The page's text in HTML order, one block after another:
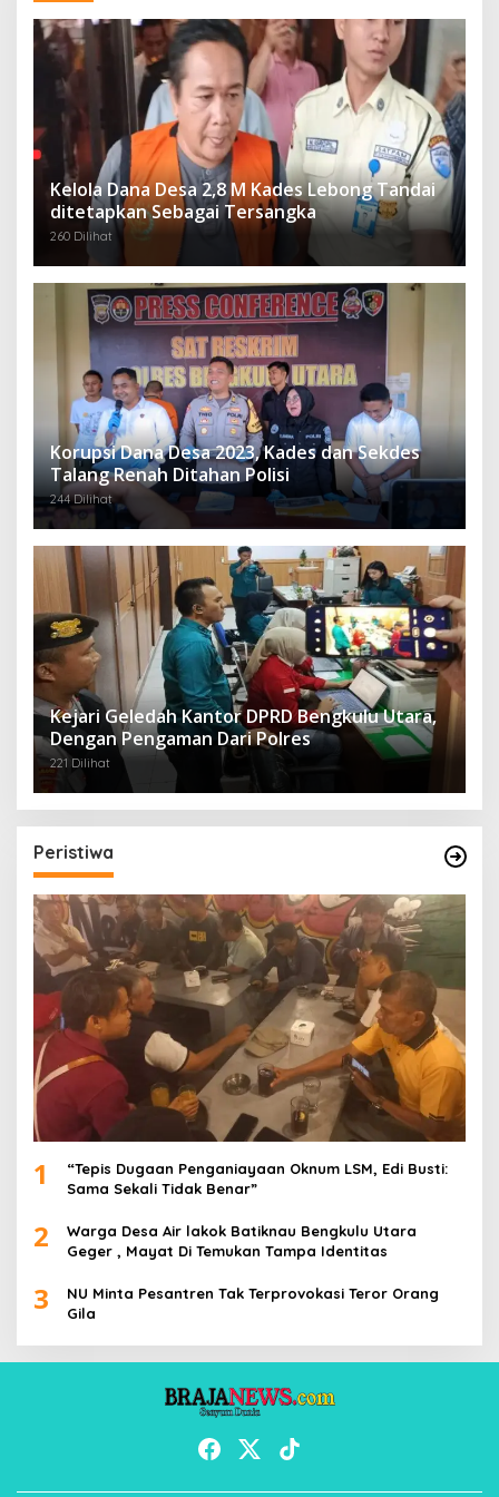
Kelola Dana Desa 2,8 M Kades Lebong Tandai
ditetapkan Sebagai Tersangka
260 Dilihat
Korupsi Dana Desa 2023, Kades dan Sekdes
Talang Renah Ditahan Polisi
244 Dilihat
Kejari Geledah Kantor DPRD Bengkulu Utara,
Dengan Pengaman Dari Polres
221 Dilihat
Peristiwa
1
“Tepis Dugaan Penganiayaan Oknum LSM, Edi Busti:
Sama Sekali Tidak Benar”
2
Warga Desa Air lakok Batiknau Bengkulu Utara
Geger , Mayat Di Temukan Tampa Identitas
3
NU Minta Pesantren Tak Terprovokasi Teror Orang
Gila